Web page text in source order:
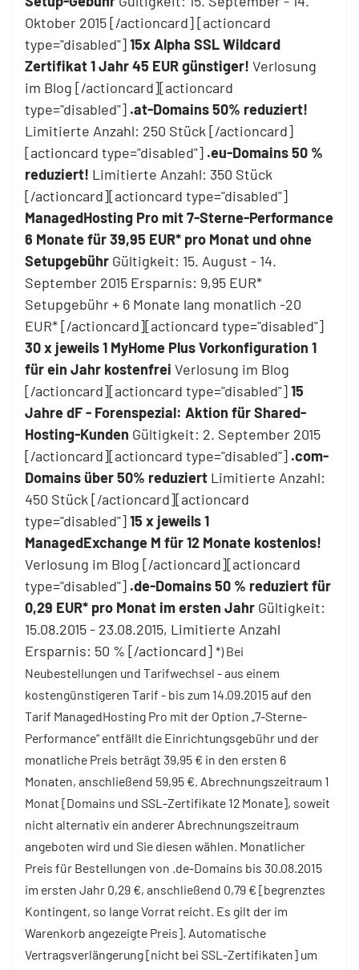
Oktober 2015 [/actioncard] [actioncard
type="disabled"]15x Alpha SSL Wildcard
Zertifikat 1 Jahr 45 EUR günstiger! Verlosung
im Blog [/actioncard][actioncard
type="disabled"] .at-Domains 50% reduziert!
Limitierte Anzahl: 250 Stück [/actioncard]
[actioncard type="disabled"] .eu-Domains 50 %
reduziert! Limitierte Anzahl: 350 Stück
[/actioncard][actioncard type="disabled"]
ManagedHosting Pro mit 7-Sterne-Performance
6 Monate für 39,95 EUR* pro Monat und ohne
Setupgebühr Gültigkeit: 15. August - 14.
September 2015 Ersparnis: 9,95 EUR*
Setupgebühr + 6 Monate lang monatlich -20
EUR* [/actioncard][actioncard type="disabled"]
30 x jeweils 1 MyHome Plus Vorkonfiguration 1
für ein Jahr kostenfrei Verlosung im Blog
[/actioncard][actioncard type="disabled"]15
Jahre dF - Forenspezial: Aktion für Shared-
Hosting-Kunden Gültigkeit: 2. September 2015
[/actioncard][actioncard type="disabled"] .com-
Domains über 50% reduziert Limitierte Anzahl:
450 Stück [/actioncard][actioncard
type="disabled"]15 x jeweils 1
ManagedExchange M für 12 Monate kostenlos!
Verlosung im Blog [/actioncard][actioncard
type="disabled"] .de-Domains 50 % reduziert für
0,29 EUR* pro Monat im ersten Jahr Gültigkeit:
15.08.2015 - 23.08.2015, Limitierte Anzahl
Ersparnis: 50 % [/actioncard] *) Bei
Neubestellungen und Tarifwechsel - aus einem
kostengünstigeren Tarif - bis zum 14.09.2015 auf den
Tarif ManagedHosting Pro mit der Option „7-Sterne-
Performance“ entfällt die Einrichtungsgebühr und der
monatliche Preis beträgt 39,95 € in den ersten 6
Monaten, anschließend 59,95 €. Abrechnungszeitraum 1
Monat [Domains und SSL-Zertifikate 12 Monate], soweit
nicht alternativ ein anderer Abrechnungszeitraum
angeboten wird und Sie diesen wählen. Monatlicher
Preis für Bestellungen von .de-Domains bis 30.08.2015
im ersten Jahr 0,29 €, anschließend 0,79 € [begrenztes
Kontingent, so lange Vorrat reicht. Es gilt der im
Warenkorb angezeigte Preis]. Automatische
Vertragsverlängerung [nicht bei SSL-Zertifikaten] um